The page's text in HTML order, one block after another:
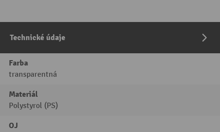
Technické údaje
Farba
transparentná
Materiál
Polystyrol (PS)
OJ